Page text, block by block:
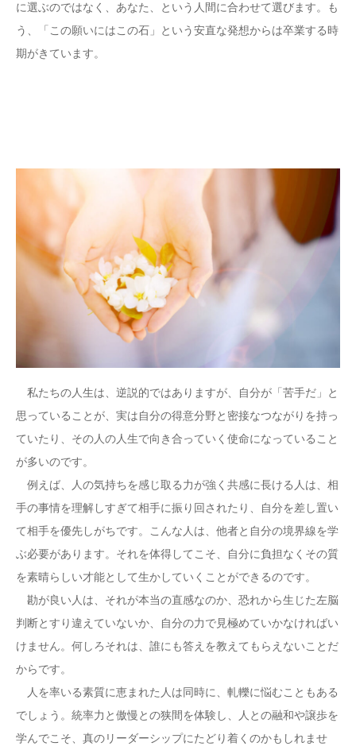
に選ぶのではなく、あなた、という人間に合わせて選びます。も
う、「この願いにはこの石」という安直な発想からは卒業する時
期がきています。
私たちの人生は、逆説的ではありますが、自分が「苦手だ」と
思っていることが、実は自分の得意分野と密接なつながりを持っ
ていたり、その人の人生で向き合っていく使命になっていること
が多いのです。
例えば、人の気持ちを感じ取る力が強く共感に長ける人は、相
手の事情を理解しすぎて相手に振り回されたり、自分を差し置い
て相手を優先しがちです。こんな人は、他者と自分の境界線を学
ぶ必要があります。それを体得してこそ、自分に負担なくその質
を素晴らしい才能として生かしていくことができるのです。
勘が良い人は、それが本当の直感なのか、恐れから生じた左脳
判断とすり違えていないか、自分の力で見極めていかなければい
けません。何しろそれは、誰にも答えを教えてもらえないことだ
からです。
人を率いる素質に恵まれた人は同時に、軋轢に悩むこともある
でしょう。統率力と傲慢との狭間を体験し、人との融和や譲歩を
学んでこそ、真のリーダーシップにたどり着くのかもしれませ